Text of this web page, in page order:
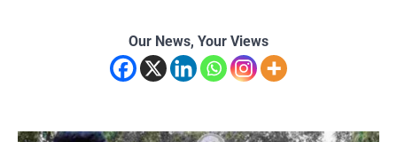
Our News, Your Views